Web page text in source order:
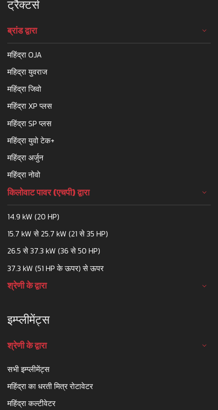
ट्रैक्टर्स
ब्रांड द्वारा
महिंद्रा OJA
महिद्रा युवराज
महिंद्रा जिवो
महिंद्रा XP प्लस
महिंद्रा SP प्लस
महिंद्रा युवो टेक+
महिंद्रा अर्जुन
महिंद्रा नोवो
किलोवाट पावर (एचपी) द्वारा
14.9 kW (20 HP)
15.7 kW से 25.7 kW (21 से 35 HP)
26.5 से 37.3 kW (36 से 50 HP)
37.3 kW (51 HP के ऊपर) से ऊपर
श्रेणी के द्वारा
इम्प्लीमेंट्स
श्रेणी के द्वारा
सभी इम्प्लीमेंट्स
महिंद्रा का धरती मित्र रोटावेटर
महिंद्रा कल्टीवेटर